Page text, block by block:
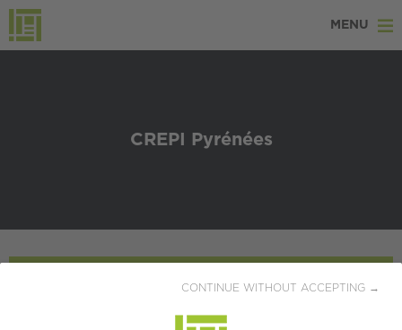
CONTINUE WITHOUT ACCEPTING →
MENU
CREPI Pyrénées